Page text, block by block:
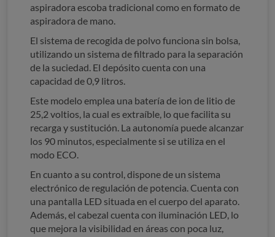
aspiradora escoba tradicional como en formato de
aspiradora de mano.
El sistema de recogida de polvo funciona sin bolsa,
utilizando un sistema de filtrado para la separación
de la suciedad. El depósito cuenta con una
capacidad de 0,9 litros.
Este modelo emplea una batería de ion de litio de
25,2 voltios, la cual es extraíble, lo que facilita su
recarga y sustitución. La autonomía puede alcanzar
los 90 minutos, especialmente si se utiliza en el
modo ECO.
En cuanto a su control, dispone de un sistema
electrónico de regulación de potencia. Cuenta con
una pantalla LED situada en el cuerpo del aparato.
Además, el cabezal cuenta con iluminación LED, lo
que mejora la visibilidad en áreas con poca luz,